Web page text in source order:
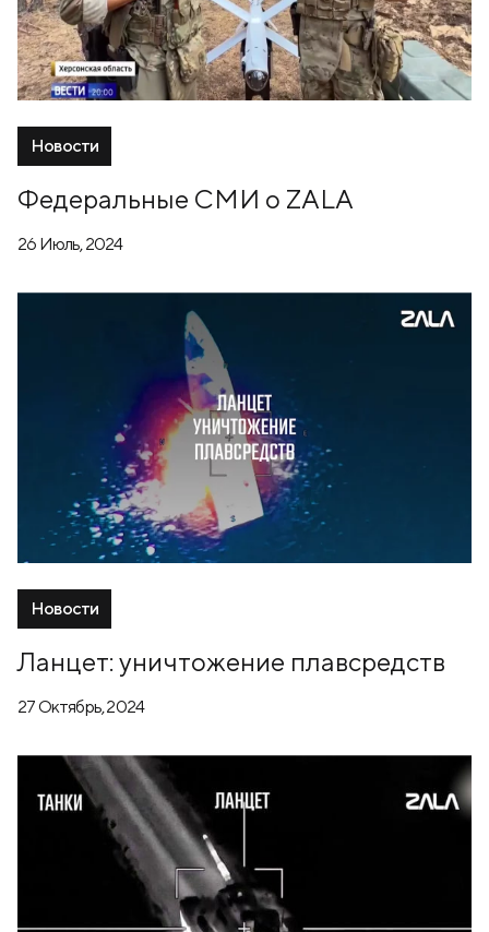
Новости
Федеральные СМИ о ZALA
26 Июль, 2024
Новости
Ланцет: уничтожение плавсредств
27 Октябрь, 2024